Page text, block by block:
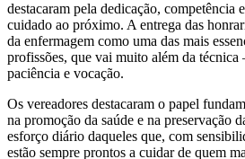
destacaram pela dedicação, competência
cuidado ao próximo. A entrega das
da enfermagem como uma das mais
profissões, que vai muito além da
paciência e vocação.
Os vereadores destacaram o papel
na promoção da saúde e na preservação
esforço diário daqueles que, com
estão sempre prontos a cuidar de quem